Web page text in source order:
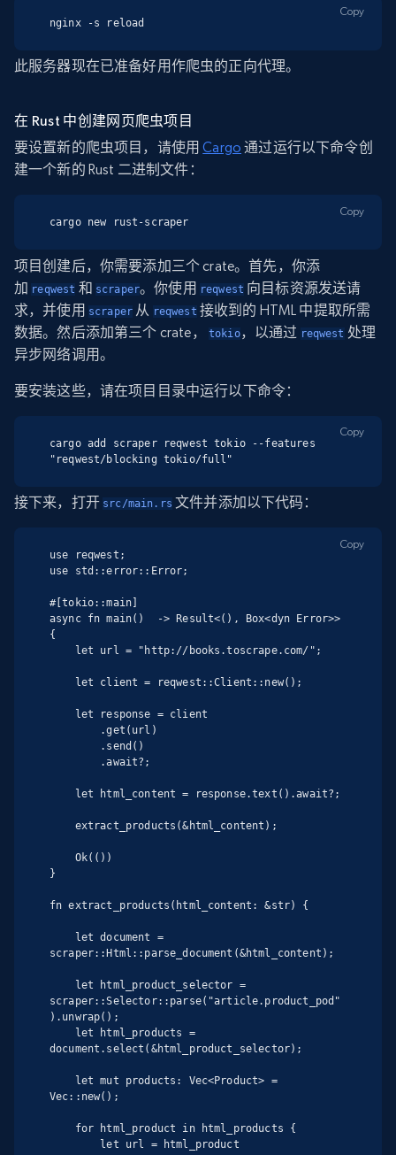
nginx -s reload
Copy
此服务器现在已准备好用作爬虫的正向代理。
在 Rust 中创建网页爬虫项目
要设置新的爬虫项目，请使用Cargo 通过运行以下命令创
建一个新的 Rust 二进制文件：
cargo new rust-scraper
Copy
项目创建后，你需要添加三个 crate。首先，你添
加 reqwest 和 scraper。你使用 reqwest 向目标资源发送请
求，并使用 scraper 从 reqwest接收到的 HTML 中提取所需
数据。然后添加第三个 crate，
tokio，以通过 reqwest 处理
异步网络调用。
要安装这些，请在项目目录中运行以下命令：
cargo add scraper reqwest tokio --features
"reqwest/blocking tokio/full"
Copy
接下来，打开 src/main.rs 文件并添加以下代码：
use reqwest;
use std::error::Error;
#[tokio::main]
async fn main()  -> Result<(), Box<dyn Error>>
{
}
fn extract_products(html_content: &str) {
scraper::Html::parse_document(&html_content);
scraper::Selector::parse("article.product_pod"
).unwrap();
document.select(&html_product_selector);
Vec::new();
Copy